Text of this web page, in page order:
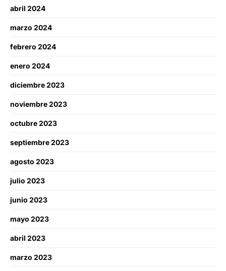
abril 2024
marzo 2024
febrero 2024
enero 2024
diciembre 2023
noviembre 2023
octubre 2023
septiembre 2023
agosto 2023
julio 2023
junio 2023
mayo 2023
abril 2023
marzo 2023